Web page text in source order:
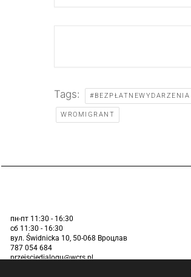
Tags: #BEZPŁATNEWYDARZENIA
WROMIGRANT
пн-пт 11:30 - 16:30
сб 11:30 - 16:30
вул. Świdnicka 10, 50-068 Вроцлав
787 054 684
przejsciedialogu@wcrs.pl